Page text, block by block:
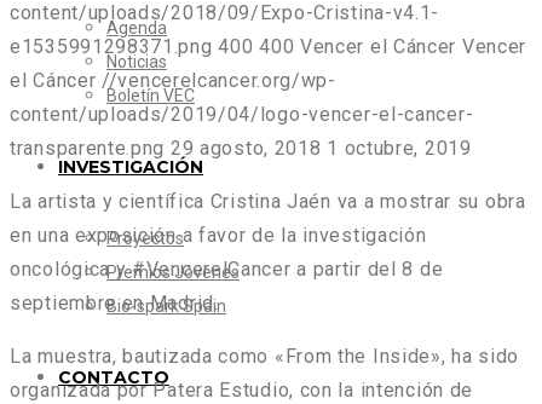
Agenda
Noticias
Boletín VEC
INVESTIGACIÓN
Proyectos
Premios Jóvenes
Bio-spark Spain
CONTACTO
content/uploads/2018/09/Expo-Cristina-v4.1-
e1535991298371.png 400 400 Vencer el Cáncer Vencer
el Cáncer //vencerelcancer.org/wp-
content/uploads/2019/04/logo-vencer-el-cancer-
transparente.png 29 agosto, 2018 1 octubre, 2019
La artista y científica Cristina Jaén va a mostrar su obra
en una exposición a favor de la investigación
oncológica y #VencerelCancer a partir del 8 de
septiembre en Madrid.
La muestra, bautizada como «From the Inside», ha sido
organizada por Patera Estudio, con la intención de